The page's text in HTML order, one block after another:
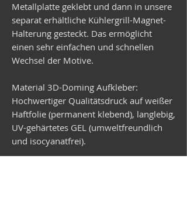
Metallplatte geklebt und dann in unsere
separat erhältliche Kühlergrill-Magnet-
Halterung gesteckt. Das ermöglicht
einen sehr einfachen und schnellen
Wechsel der Motive.
Material 3D-Doming Aufkleber:
Hochwertiger Qualitätsdruck auf weißer
Haftfolie (permanent klebend), langlebig,
UV-gehärtetes GEL (umweltfreundlich
und isocyanatfrei).